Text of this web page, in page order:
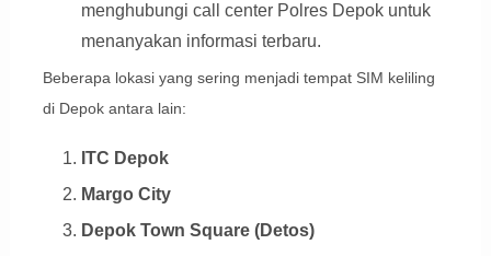
menghubungi call center Polres Depok untuk
menanyakan informasi terbaru.
Beberapa lokasi yang sering menjadi tempat SIM keliling
di Depok antara lain:
ITC Depok
Margo City
Depok Town Square (Detos)